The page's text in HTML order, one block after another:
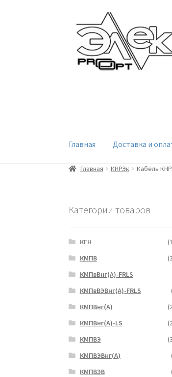
навигации
содержимому
Главная Доставка и
Главная КНРЭк Кабель
Категории товаров
КГН
КМПВ
КМПвВнг(А)-FRLS
КМПвВЭВнг(А)-FRLS
КМПВнг(А)
КМПВнг(А)-LS
КМПВЭ
КМПВЭBнг(А)
КМПВЭВ